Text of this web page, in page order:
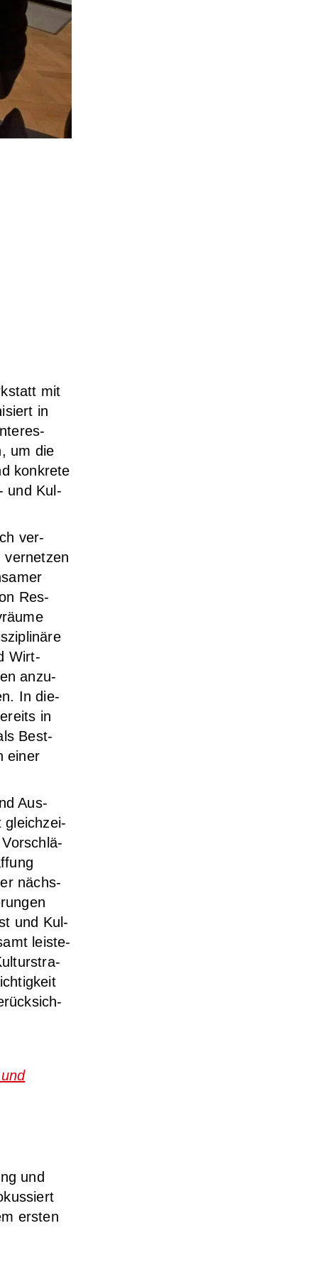
mit
in
um die
kon­kre­te
und Kul­
ver­
ver­net­zen
Res­
Wirt­
anzu­
In die­
in
Best-
einer
Aus­
gleich­zei­
Vor­schlä­
nächs­
und Kul­
leis­te­
und
ers­ten